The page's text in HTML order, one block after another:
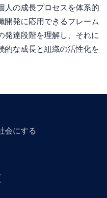
Theory）は、個人の成長プロセスを体系的
開発に応用できるフレーム
発達段階を理解し、それに
的な成長と組織の活性化を
会にGiveする